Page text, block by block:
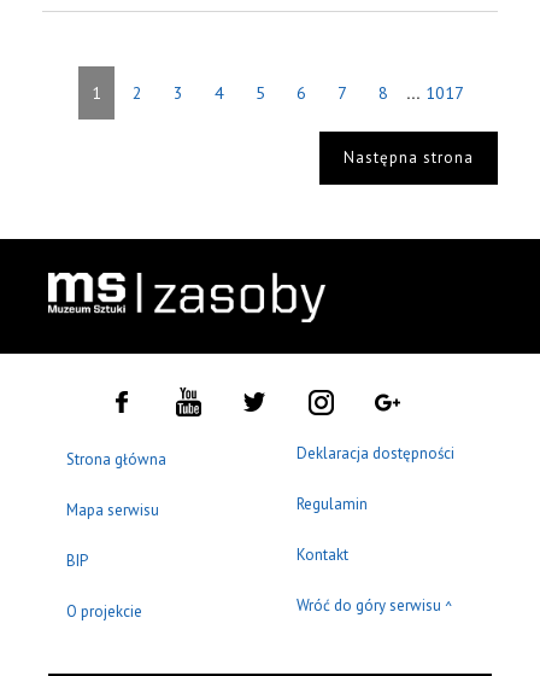
1 2 3 4 5 6 7 8 ... 1017
Następna strona
Strona główna
Mapa serwisu
BIP
O projekcie
Deklaracja dostępności
Regulamin
Kontakt
Wróć do góry serwisu ^